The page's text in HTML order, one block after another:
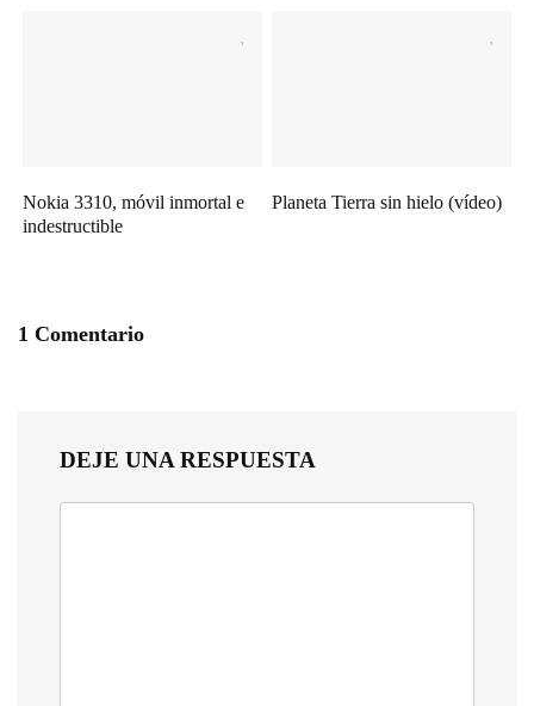
Nokia 3310, móvil inmortal e
indestructible
Planeta Tierra sin hielo (vídeo)
1 Comentario
DEJE UNA RESPUESTA